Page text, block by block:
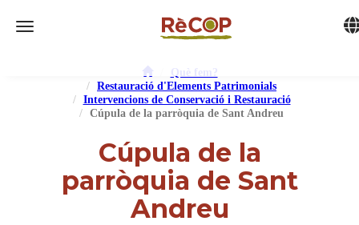
Toggle navigation
Què fem?
Restauració d'Elements Patrimonials
Intervencions de Conservació i Restauració
Cúpula de la parròquia de Sant Andreu
Cúpula de la
parròquia de Sant
Andreu